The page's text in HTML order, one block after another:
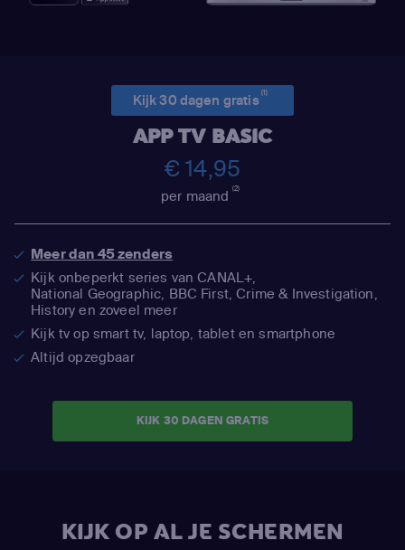
Kijk 30 dagen gratis(1)
APP TV BASIC
€ 14,95
per maand(2)
Meer dan 45 zenders
Kijk onbeperkt series van CANAL+,
National Geographic, BBC First, Crime & Investigation,
History en zoveel meer
Kijk tv op smart tv, laptop, tablet en smartphone
Altijd opzegbaar
KIJK 30 DAGEN GRATIS
KIJK OP AL JE SCHERMEN